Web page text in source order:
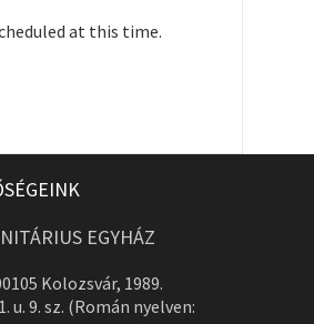
at this time.
EGYHÁZ
Kolozsvár, 1989.
u. 9. sz. (Román nyelven: